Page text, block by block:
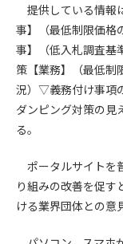
提供している情報
事】（最低制限価格
事】（低入札調査基
策【業務】（最低制
況）▽義務付け事項
ダンピング対策の見
る。
ポータルサイトを
り組みの改善を促
ける業界団体との意
ちに全ての会員が
第4条（会員審査
会員とは、本規約
後、管理者がこれ
第4条（会員の定義
員としての権限
(1) 会員申し込み
(2) 本規約に違反